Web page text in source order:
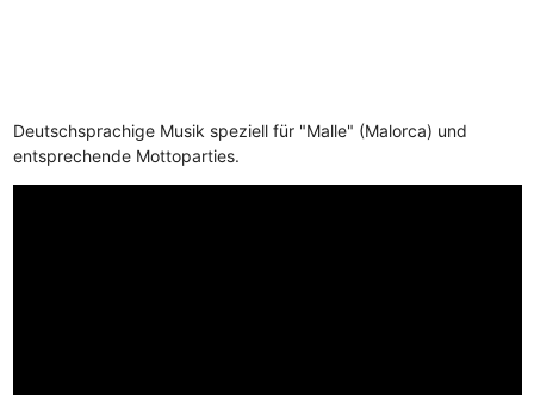
Deutschsprachige Musik speziell für "Malle" (Malorca) und
entsprechende Mottoparties.